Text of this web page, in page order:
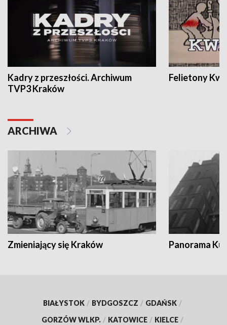
Kadry z przeszłości. Archiwum
TVP3 Kraków
Felietony
ARCHIWA
Zmieniający się Kraków Panorama
BIAŁYSTOK / BYDGOSZCZ / GDAŃSK /
GORZÓW WLKP. / KATOWICE / KIELCE /